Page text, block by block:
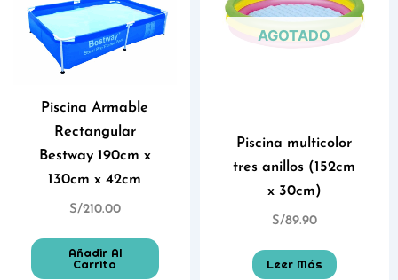
Piscina Armable
Rectangular
Bestway 190cm x
130cm x 42cm
S/210.00
Añadir Al
Carrito
AGOTADO
Piscina multicolor
tres anillos (152cm
x 30cm)
S/89.90
Leer Más